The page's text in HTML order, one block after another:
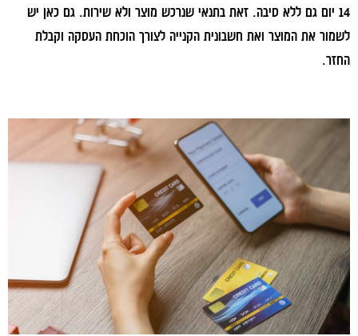
14 יום גם ללא סיבה. זאת בתנאי שנרכש מוצר ולא שירות. גם כאן יש
לשמור את המוצר ואת חשבונית הקנייה לצורך הוכחת העסקה וקבלת
החזר.